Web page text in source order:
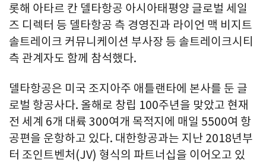
롯해 아타르 칸 델타항공 아시아태평양 글로벌 세일
즈 디렉터 등 델타항공 측 경영진과 라이언 맥 비지트
솔트레이크 커뮤니케이션 부사장 등 솔트레이크시티
측 관계자도 함께 참석했다.
델타항공은 미국 조지아주 애틀랜타에 본사를 둔 글
로벌 항공사다. 올해로 창립 100주년을 맞았고 현재
전 세계 6개 대륙 300여개 목적지에 매일 5500여 항
공편을 운항하고 있다. 대한항공과는 지난 2018년부
터 조인트벤처(JV) 형식의 파트너십을 이어오고 있